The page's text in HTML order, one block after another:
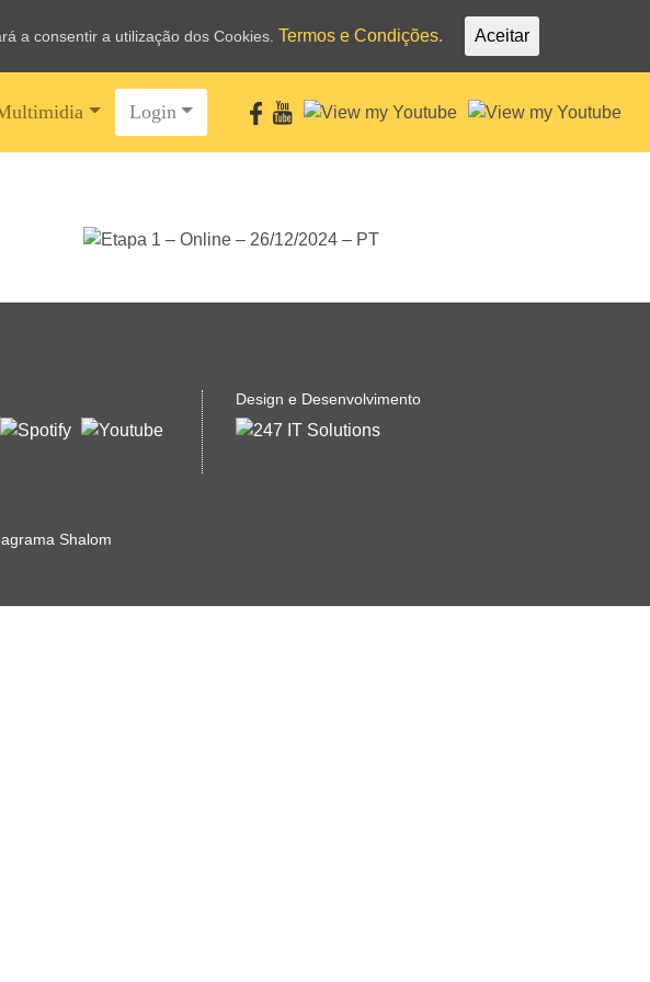
Login
Design e Desenvolvimento
Shalom
a consentir a utilização dos Cookies. Termos e Condições. Aceitar